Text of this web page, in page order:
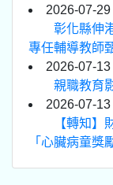
2026-07-29
彰化縣伸
專任輔導教師
2026-07-13
親職教育
2026-07-13
【轉知】
「心臟病童獎